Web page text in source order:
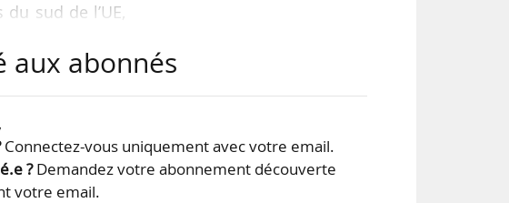
sud de l’UE,
de créer une
Celourico
aux abonnés
Connectez-vous uniquement avec votre email.
?Demandez votre abonnement découverte
votre email.